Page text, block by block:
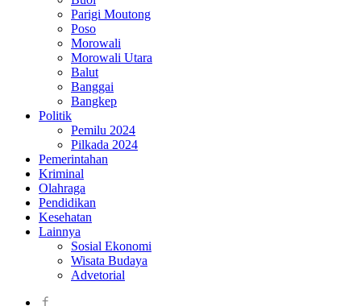
Parigi Moutong
Poso
Morowali
Morowali Utara
Balut
Banggai
Bangkep
Politik
Pemilu 2024
Pilkada 2024
Pemerintahan
Kriminal
Olahraga
Pendidikan
Kesehatan
Lainnya
Sosial Ekonomi
Wisata Budaya
Advetorial